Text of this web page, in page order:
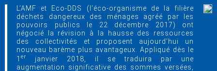
L’AMF et Eco-DDS (l’éco-organisme de la filière
déchets dangereux des ménages agréé par les
pouvoirs publics le 22 décembre 2017) ont
négocié la révision à la hausse des ressources
des collectivités et proposent aujourd’hui un
nouveau barème plus avantageux. Appliqué dès le
1 er
janvier 2018, il se traduira par une
augmentation significative des sommes versées,